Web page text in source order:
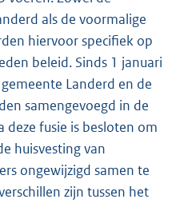
als de voormalige
hiervoor specifiek op
beleid. Sinds 1 januari
Landerd en de
samengevoegd in de
deze fusie is besloten om
huisvesting van
ongewijzigd samen te
zijn tussen het